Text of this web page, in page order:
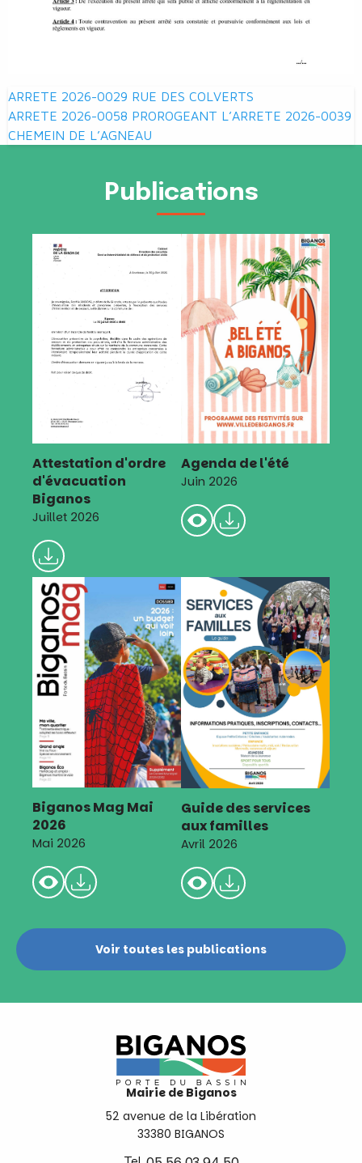
Navigation
de
l’article
ARRETE 2026-0029 RUE DES COLVERTS
ARRETE 2026-0058 PROROGEANT L’ARRETE 2026-0039
CHEMEIN DE L’AGNEAU
Publications
Attestation d'ordre
d'évacuation
Biganos
Juillet 2026
Agenda de l'été
Juin 2026
Biganos Mag Mai
2026
Mai 2026
Guide des services
aux familles
Avril 2026
Voir toutes les publications
Mairie de Biganos
52 avenue de la Libération
33380 BIGANOS